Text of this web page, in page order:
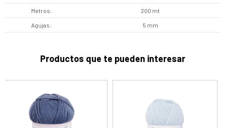
Metros 200 mt
Agujas 5 mm
Productos que te pueden interesar